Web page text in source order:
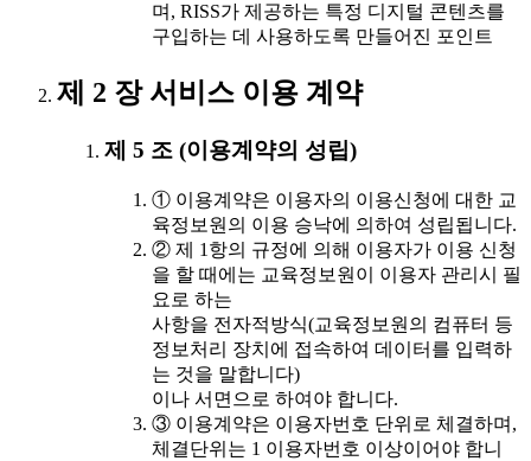
며, RISS가 제공하는 특정 디지털 콘텐츠를
구입하는 데 사용하도록 만들어진 포인트
제 2 장 서비스 이용 계약
제 5 조 (이용계약의 성립)
① 이용계약은 이용자의 이용신청에 대한 교
육정보원의 이용 승낙에 의하여 성립됩니다.
② 제 1항의 규정에 의해 이용자가 이용 신청
을 할 때에는 교육정보원이 이용자 관리시 필
요로 하는
사항을 전자적방식(교육정보원의 컴퓨터 등
정보처리 장치에 접속하여 데이터를 입력하
는 것을 말합니다)
이나 서면으로 하여야 합니다.
③ 이용계약은 이용자번호 단위로 체결하며,
체결단위는 1 이용자번호 이상이어야 합니